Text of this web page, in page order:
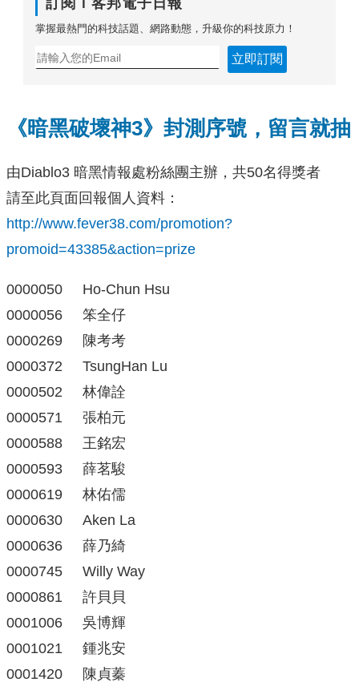
訂閱Ｔ客邦電子日報
掌握最熱門的科技話題、網路動態，升級你的科技原力！
立即訂閱
《暗黑破壞神3》封測序號，留言就抽
由Diablo3 暗黑情報處粉絲團主辦，共50名得獎者
請至此頁面回報個人資料：
http://www.fever38.com/promotion?
promoid=43385&action=prize
0000050 Ho-Chun Hsu
0000056 笨全仔
0000269 陳考考
0000372 TsungHan Lu
0000502 林偉詮
0000571 張柏元
0000588 王銘宏
0000593 薛茗駿
0000619 林佑儒
0000630 Aken La
0000636 薛乃綺
0000745 Willy Way
0000861 許貝貝
0001006 吳博輝
0001021 鍾兆安
0001420 陳貞蓁